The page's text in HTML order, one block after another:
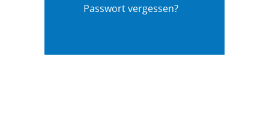
Passwort vergessen?